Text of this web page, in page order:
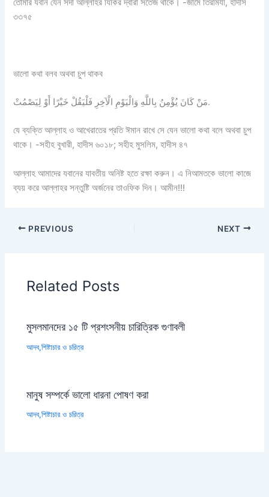
তোমার যবান যেন সদা আল্লাহর যিকির দ্বারা সতেজ থাকে। -জামে তিরমিযী, হাদীস
৩৩৭৫
ভালো কথা বলব অথবা চুপ থাকব
مَنْ كَانَ يُؤْمِنُ بِاللَّهِ وَالْيَوْمِ الْآخِرِ فَلْيَقُلْ خَيْرًا أَوْ لِيَصْمُتْ.
যে ব্যক্তি আল্লাহ ও আখেরাতের প্রতি ঈমান রাখে সে যেন ভালো কথা বলে অথবা চুপ
থাকে। -সহীহ বুখারী, হাদীস ৬০১৮; সহীহ মুসলিম, হাদীস ৪৭
আল্লাহ আমাদের যবানের যাবতীয় অনিষ্ট হতে রক্ষা করুন। এ নিআমতকে ভালো কাজে
ব্যয় করে আল্লাহর সন্তুষ্টি অর্জনের তাওফিক দিন। আমীন!!!
PREVIOUS NEXT
Related Posts
মুসলমানদের ১৫ টি প্রশংসনীয় চারিত্রিক গুণাবলী
আদব,শিষ্টাচার ও চরিত্র
মানুষ সম্পর্কে ভালো ধারনা পোষণ করা
আদব,শিষ্টাচার ও চরিত্র